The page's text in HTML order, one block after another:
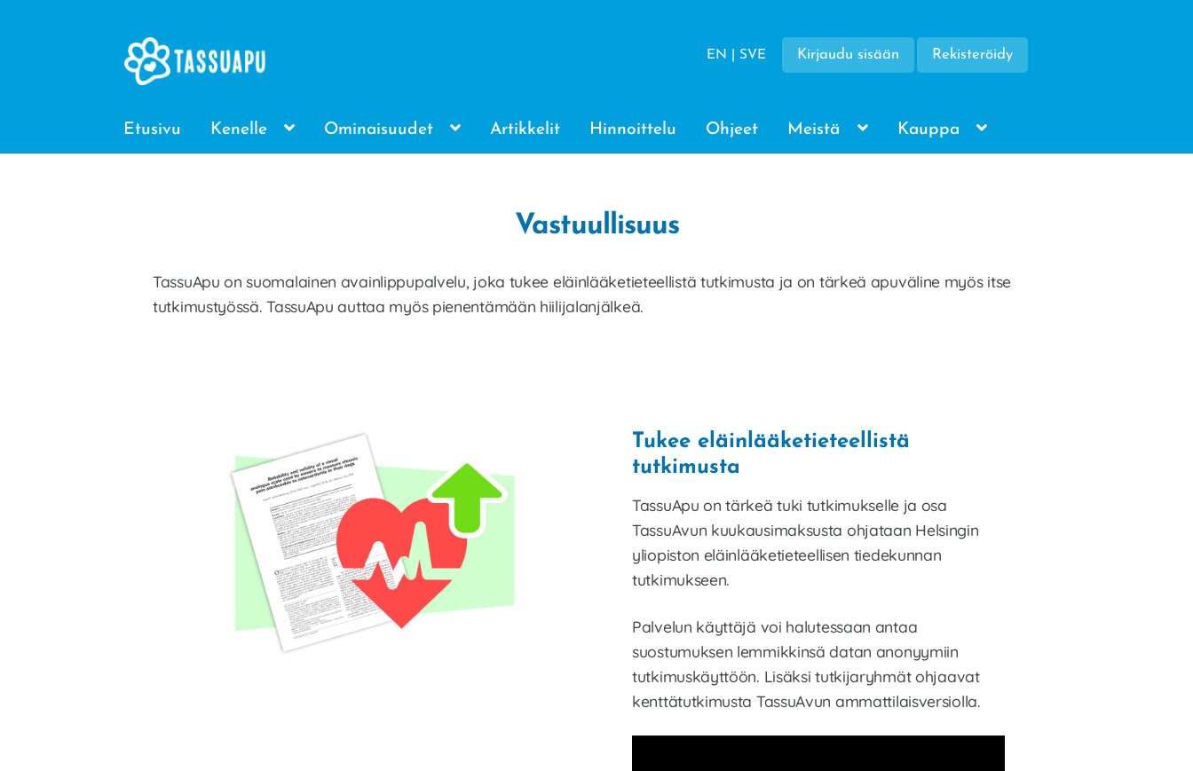
Siirry
navigointiin
Siirry
sisältöön
EN | SVE Kirjaudu sisään Rekisteröidy
Etusivu Kenelle Ominaisuudet Artikkelit Hinnoittelu Ohjeet Meistä Kauppa
Vastuullisuus
TassuApu on suomalainen avainlippupalvelu, joka tukee eläinlääketieteellistä tutkimusta ja on tärkeä apuväline myös itse
tutkimustyössä. TassuApu auttaa myös pienentämään hiilijalanjälkeä.
Tukee eläinlääketieteellistä
tutkimusta
TassuApu on tärkeä tuki tutkimukselle ja osa
TassuAvun kuukausimaksusta ohjataan Helsingin
yliopiston eläinlääketieteellisen tiedekunnan
tutkimukseen.
Palvelun käyttäjä voi halutessaan antaa
suostumuksen lemmikkinsä datan anonyymiin
tutkimuskäyttöön. Lisäksi tutkijaryhmät ohjaavat
kenttätutkimusta TassuAvun ammattilaisversiolla.